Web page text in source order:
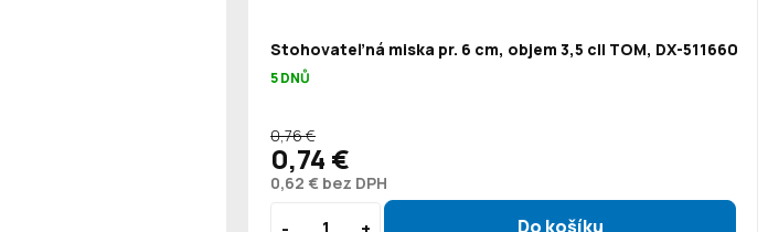
Stohovateľná miska pr. 6 cm, objem 3,5 cl| TOM, DX-511660
5 DNŮ
0,62 € bez DPH
0,76 €
0,74 €